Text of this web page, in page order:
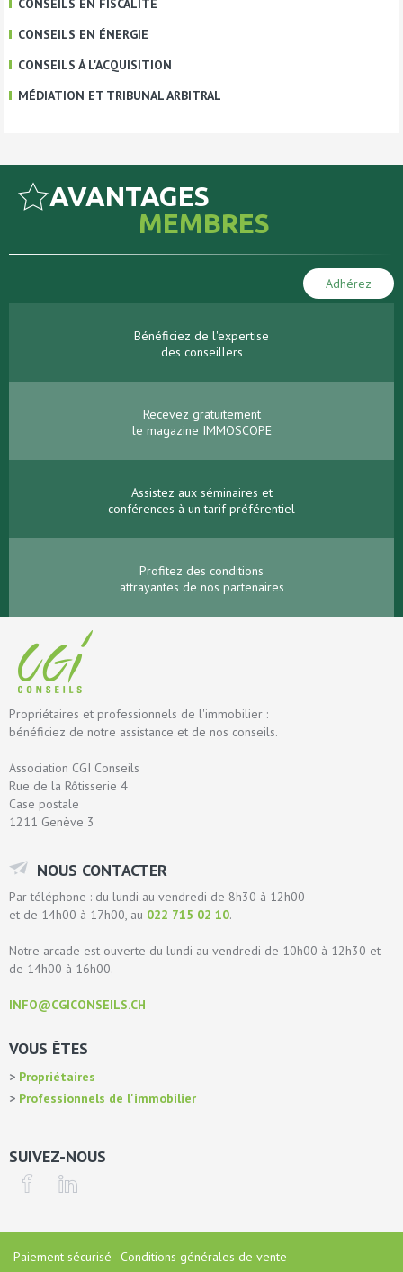
CONSEILS EN FISCALITÉ
CONSEILS EN ÉNERGIE
CONSEILS À L'ACQUISITION
MÉDIATION ET TRIBUNAL ARBITRAL
AVANTAGES
MEMBRES
Adhérez
Bénéficiez de l'expertise
des conseillers
Recevez gratuitement
le magazine IMMOSCOPE
Assistez aux séminaires et
conférences à un tarif préférentiel
Profitez des conditions
attrayantes de nos partenaires
Propriétaires et professionnels de l'immobilier :
bénéficiez de notre assistance et de nos conseils.
Association CGI Conseils
Rue de la Rôtisserie 4
Case postale
1211 Genève 3
NOUS CONTACTER
Par téléphone : du lundi au vendredi de 8h30 à 12h00
et de 14h00 à 17h00, au 022 715 02 10.
Notre arcade est ouverte du lundi au vendredi de 10h00 à 12h30 et
de 14h00 à 16h00.
INFO@CGICONSEILS.CH
VOUS ÊTES
Propriétaires
Professionnels de l'immobilier
SUIVEZ-NOUS
Paiement sécurisé Conditions générales de vente